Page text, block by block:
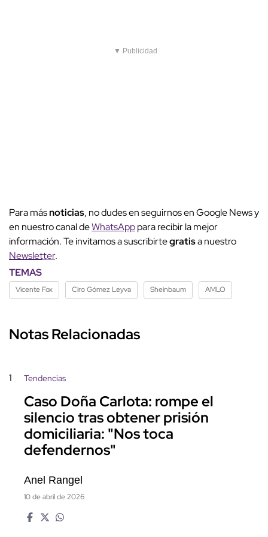
▼ Publicidad
Para másnoticias, no dudes en seguirnos en Google News y
en nuestro canal deWhatsApppara recibir la mejor
información. Te invitamos a suscribirtegratisa nuestro
Newsletter.
TEMAS
Vicente Fox Ciro Gómez Leyva Sheinbaum AMLO
Notas Relacionadas
1 Tendencias
Caso Doña Carlota: rompe el
silencio tras obtener prisión
domiciliaria: "Nos toca
defendernos"
Anel Rangel
10 de abril de 2026